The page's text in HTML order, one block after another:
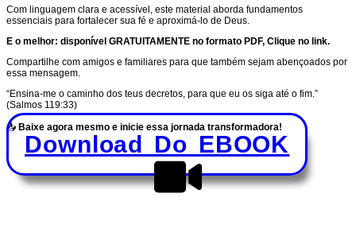
Com linguagem clara e acessível, este material aborda fundamentos
essenciais para fortalecer sua fé e aproximá-lo de Deus.
E o melhor: disponível GRATUITAMENTE no formato PDF, Clique no link.
Compartilhe com amigos e familiares para que também sejam abençoados por
essa mensagem.
“Ensina-me o caminho dos teus decretos, para que eu os siga até o fim.”
(Salmos 119:33)
📥 Baixe agora mesmo e inicie essa jornada transformadora!
Download Do EBOOK